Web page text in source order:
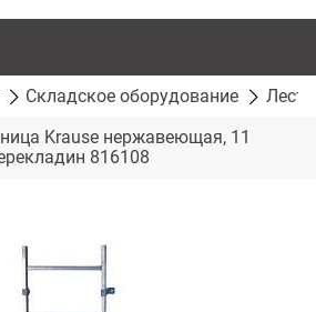
Складское оборудование
Krause нержавеющая, 11
816108